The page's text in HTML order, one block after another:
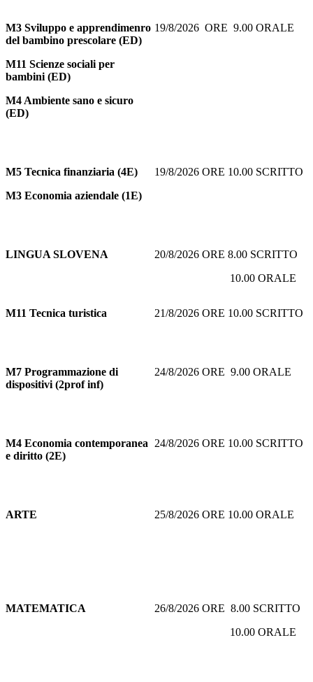
M3 Sviluppo e apprendimenro
del bambino prescolare (ED)
M11 Scienze sociali per
bambini (ED)
M4 Ambiente sano e sicuro
(ED)
19/8/2026 ORE 9.00 ORALE
M5 Tecnica finanziaria (4E)
M3 Economia aziendale (1E)
19/8/2026 ORE 10.00 SCRITTO
LINGUA SLOVENA
20/8/2026 ORE 8.00 SCRITTO
10.00 ORALE
M11 Tecnica turistica 21/8/2026 ORE 10.00 SCRITTO
M7 Programmazione di
dispositivi (2prof inf)
24/8/2026 ORE 9.00 ORALE
M4 Economia contemporanea
e diritto (2E)
24/8/2026 ORE 10.00 SCRITTO
ARTE 25/8/2026 ORE 10.00 ORALE
MATEMATICA
26/8/2026 ORE 8.00 SCRITTO
10.00 ORALE